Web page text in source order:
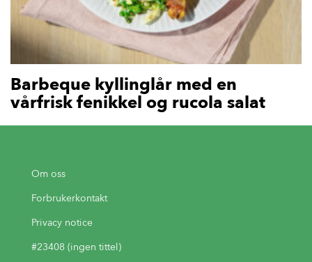
Barbeque kyllinglår med en
vårfrisk fenikkel og rucola salat
Om oss
Forbrukerkontakt
Privacy notice
#23408 (ingen tittel)